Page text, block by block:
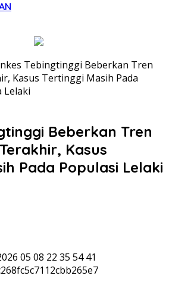
Tebingtinggi Beberkan Tren
Kasus Tertinggi Masih Pada
Lelaki
Beberkan Tren
Kasus
Pada Populasi Lelaki